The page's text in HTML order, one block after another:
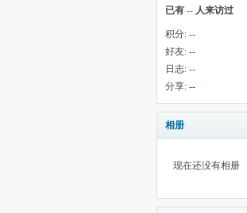
已有 -- 人来访过
积分: --
好友: --
日志: --
分享: --
相册
现在还没有相册